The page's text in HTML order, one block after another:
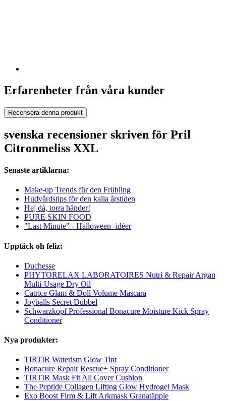
Erfarenheter från våra kunder
Recensera denna produkt
svenska recensioner skriven för Pril
Citronmeliss XXL
Senaste artiklarna:
Make-up Trends für den Frühling
Hudvårdstips för den kalla årstiden
Hej då, torra händer!
PURE SKIN FOOD
"Last Minute" - Halloween -idéer
Upptäck oh feliz:
Duchesse
PHYTORELAX LABORATOIRES Nutri & Repair Argan
Multi-Usage Dry Oil
Catrice Glam & Doll Volume Mascara
Joyballs Secret Dubbel
Schwarzkopf Professional Bonacure Moisture Kick Spray
Conditioner
Nya produkter:
TIRTIR Waterism Glow Tint
Bonacure Repair Rescue+ Spray Conditioner
TIRTIR Mask Fit All Cover Cushion
The Peptide Collagen Lifting Glow Hydrogel Mask
Exo Boost Firm & Lift Arkmask Granatäpple